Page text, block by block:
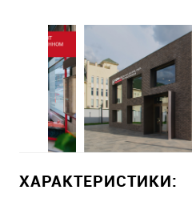
ХАРАКТЕРИСТИКИ: